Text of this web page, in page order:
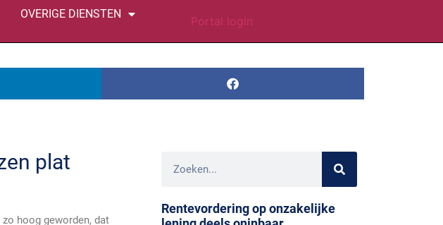
OVERIGE DIENSTEN
Portal login
plat
hoog geworden, dat
Rentevordering op onzakelijke